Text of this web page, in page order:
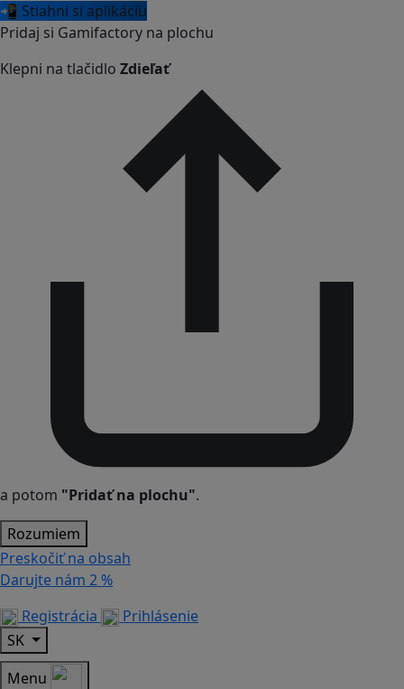
📲 Stiahni si aplikáciu
Pridaj si Gamifactory na plochu
Klepni na tlačidlo Zdieľať
a potom "Pridať na plochu".
Rozumiem
Preskočiť na obsah
Darujte nám 2 %
Registrácia
Prihlásenie
SK
Menu